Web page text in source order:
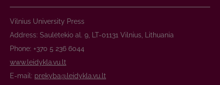
Vilnius University Press
Address: Saulėtekio al. 9, LT-01131 Vilnius, Lithuania
Phone: +370 5 236 6044
www.leidykla.vu.lt
E-mail: prekyba@leidykla.vu.lt